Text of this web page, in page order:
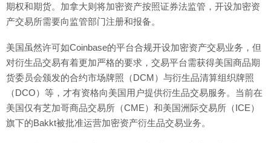
期权和期货。加拿大则将加密资产按照证券法监管，开设加密资
产交易所需要向监管部门注册和报备。
美国虽然许可如Coinbase的平台合规开设加密资产交易业务，但
对衍生品交易有着更加严格的要求，交易平台需获得美国商品期
货委员会颁发的合约市场牌照（DCM）与衍生品清算组织牌照
（DCO）等，才有资格向美国用户提供衍生品交易服务。当前在
美国仅有芝加哥商品交易所（CME）和美国洲际交易所（ICE）
旗下的Bakkt被批准运营加密资产衍生品交易业务。